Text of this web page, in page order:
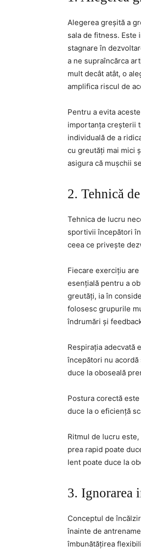
Alegerea greșită a
sala de fitness. Este
stagnare în
a ne supraîncărca
mult decât atât, o
amplifica riscul de
Pentru a evita
importanța creșterii
individuală de a
cu greutăți mai mici
asigura că mușchii
2. Tehnică
Tehnica de lucru
sportivii începători
ceea ce privește
Fiecare exercițiu
esențială pentru a
greutăți, ia în
folosesc grupurile
îndrumări și
Respirația adecvată
începători nu
duce la oboseală
Postura corectă
duce la o eficiență
Ritmul de lucru
prea rapid poate
lent poate duce la
3. Ignorarea
Conceptul de
înainte de
îmbunătățirea